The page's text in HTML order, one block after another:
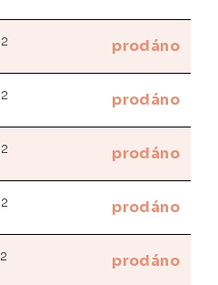
2 prodáno
2 prodáno
2 prodáno
2 prodáno
2 prodáno